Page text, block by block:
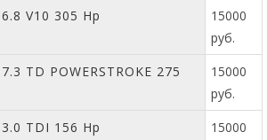
6.8 V10 305 Hp
15000
руб.
TD POWERSTROKE 275
15000
руб.
3.0 TDI 156 Hp
15000